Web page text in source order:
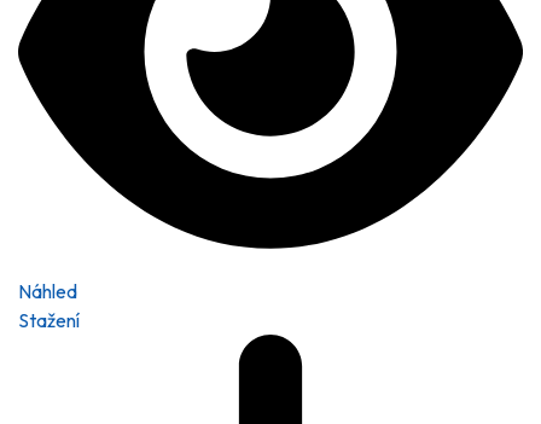
Náhled
Stažení